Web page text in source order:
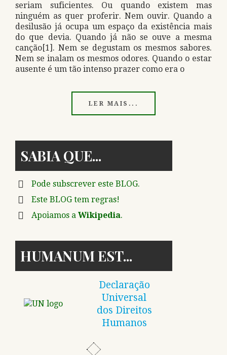
seriam suficientes. Ou quando existem mas
ninguém as quer proferir. Nem ouvir. Quando a
desilusão já ocupa um espaço da existência mais
do que devia. Quando já não se ouve a mesma
canção[1]. Nem se degustam os mesmos sabores.
Nem se inalam os mesmos odores. Quando o estar
ausente é um tão intenso prazer como era o
LER MAIS...
SABIA QUE
Pode subscrever este BLOG.
Este BLOG tem regras!
Apoiamos a Wikipedia.
HUMANUM EST
Declaração
Universal
dos Direitos
Humanos